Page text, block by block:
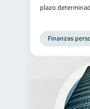
Retiro 1
Gasto
información
plazo
Finanzas